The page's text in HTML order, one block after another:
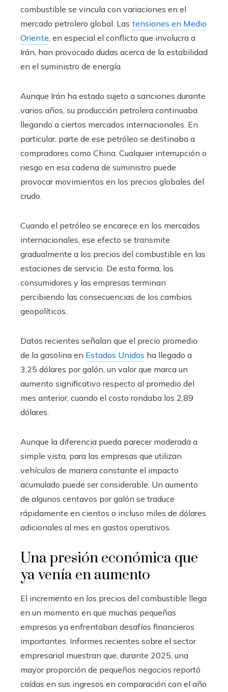
combustible se vincula con variaciones en el
mercado petrolero global. Las tensiones en Medio
Oriente , en especial el conflicto que involucra a
Irán, han provocado dudas acerca de la estabilidad
en el suministro de energía.
Aunque Irán ha estado sujeto a sanciones durante
varios años, su producción petrolera continuaba
llegando a ciertos mercados internacionales. En
particular, parte de ese petróleo se destinaba a
compradores como China. Cualquier interrupción o
riesgo en esa cadena de suministro puede
provocar movimientos en los precios globales del
crudo.
Cuando el petróleo se encarece en los mercados
internacionales, ese efecto se transmite
gradualmente a los precios del combustible en las
estaciones de servicio. De esta forma, los
consumidores y las empresas terminan
percibiendo las consecuencias de los cambios
geopolíticos.
Datos recientes señalan que el precio promedio
de la gasolina en Estados Unidos ha llegado a
3,25 dólares por galón, un valor que marca un
aumento significativo respecto al promedio del
mes anterior, cuando el costo rondaba los 2,89
dólares.
Aunque la diferencia pueda parecer moderada a
simple vista, para las empresas que utilizan
vehículos de manera constante el impacto
acumulado puede ser considerable. Un aumento
de algunos centavos por galón se traduce
rápidamente en cientos o incluso miles de dólares
adicionales al mes en gastos operativos.
Una presión económica que
ya venía en aumento
El incremento en los precios del combustible llega
en un momento en que muchas pequeñas
empresas ya enfrentaban desafíos financieros
importantes. Informes recientes sobre el sector
empresarial muestran que, durante 2025, una
mayor proporción de pequeños negocios reportó
caídas en sus ingresos en comparación con el año